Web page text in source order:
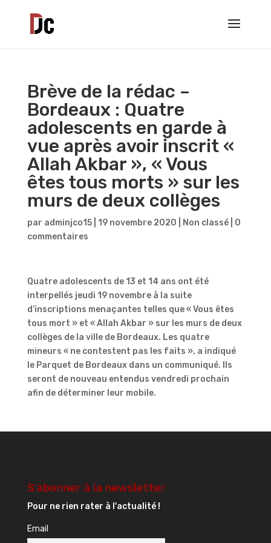
Brève de la rédac –
Bordeaux : Quatre
adolescents en garde à
vue après avoir inscrit «
Allah Akbar », « Vous
êtes tous morts » sur les
murs de deux collèges
par adminjco15| 19 novembre 2020 Non classé| 0
commentaires
Quatre adolescents de 13 et 14 ans ont été
interpellés jeudi 19 novembre à la suite
d’inscriptions menaçantes telles que « Vous êtes
tous mort » et « Allah Akbar » sur les murs de deux
collèges de la ville de Bordeaux. Les quatre
mineurs « ne contestent pas les faits », a indiqué
le Parquet de Bordeaux dans un communiqué. Ils
seront de nouveau entendus vendredi prochain
afin de déterminer leur mobile.
S’abonner à la newsletter
Pour ne rien rater à l'actualité !
Email